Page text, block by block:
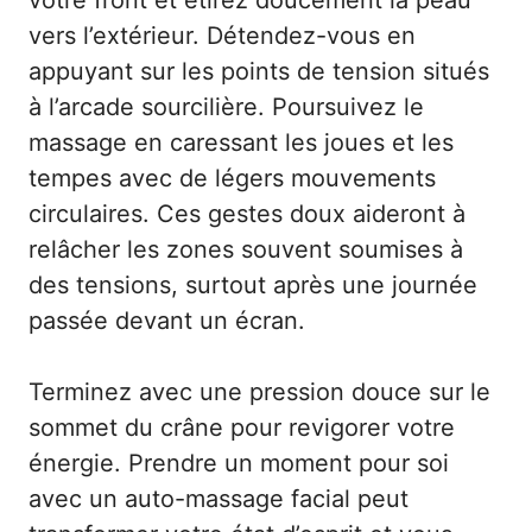
vers l’extérieur. Détendez-vous en
appuyant sur les points de tension situés
à l’arcade sourcilière. Poursuivez le
massage en caressant les joues et les
tempes avec de légers mouvements
circulaires. Ces gestes doux aideront à
relâcher les zones souvent soumises à
des tensions, surtout après une journée
passée devant un écran.
Terminez avec une pression douce sur le
sommet du crâne pour revigorer votre
énergie. Prendre un moment pour soi
avec un auto-massage facial peut